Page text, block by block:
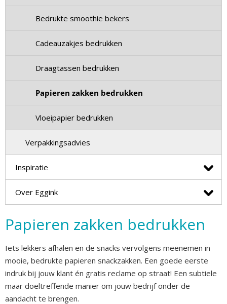
Bedrukte smoothie bekers
Cadeauzakjes bedrukken
Draagtassen bedrukken
Papieren zakken bedrukken
Vloeipapier bedrukken
Verpakkingsadvies
Inspiratie
Over Eggink
Papieren zakken bedrukken
Iets lekkers afhalen en de snacks vervolgens meenemen in
mooie, bedrukte papieren snackzakken. Een goede eerste
indruk bij jouw klant én gratis reclame op straat! Een subtiele
maar doeltreffende manier om jouw bedrijf onder de
aandacht te brengen.